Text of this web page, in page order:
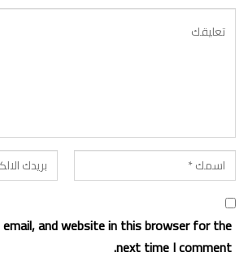
and website in this browser for the
next time I comment.